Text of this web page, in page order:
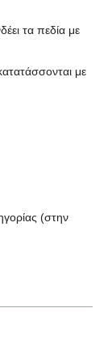
τα πεδία με
με
(στην